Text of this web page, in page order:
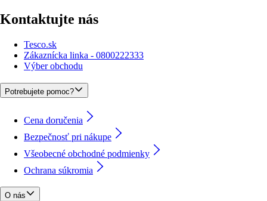
Kontaktujte nás
Tesco.sk
Zákaznícka linka - 0800222333
Výber obchodu
Potrebujete pomoc?
Cena doručenia
Bezpečnosť pri nákupe
Všeobecné obchodné podmienky
Ochrana súkromia
O nás